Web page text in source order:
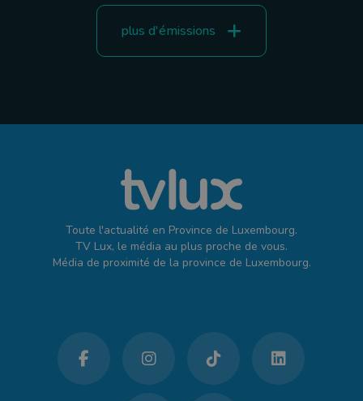
plus d'émissions
Toute l'actualité en Province de Luxembourg.
TV Lux, le média au plus proche de vous.
Média de proximité de la province de Luxembourg.